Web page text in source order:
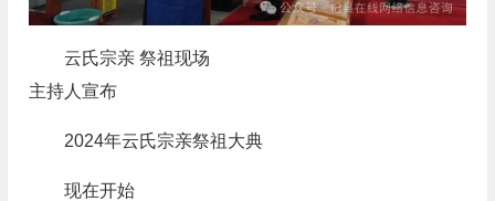
云氏宗亲 祭祖现场
主持人宣布
2024年云氏宗亲祭祖大典
现在开始